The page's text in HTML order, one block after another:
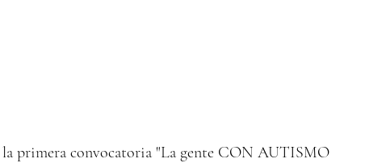
primera convocatoria "La gente CON AUTISMO